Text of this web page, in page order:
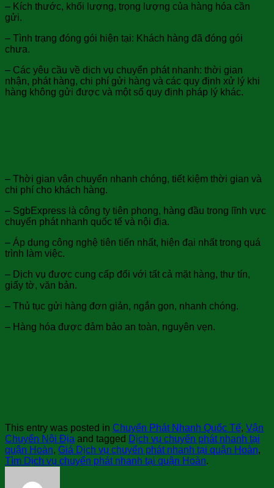
– Kích thước, khối lượng, trọng lượng của hàng hóa cần
gửi.
– Tình trạng đóng gói hiện tại: Khách hàng đã đóng gói
chưa.
– Các yêu cầu về dịch vụ chuyển phát nhanh: thời gian
nhận, phát hàng, chi phí gửi hàng và các quy định xử lý khi
hàng không gửi được và một số quy định pháp lý khác.
– Thời gian vận chuyển nhanh chóng, tiết kiệm thời gian và
chi phí cho khách hàng.
– SgbExpress là công ty tiên phong, hàng đầu trong lĩnh vực
chuyển phát nhanh quốc tế và nội địa.
– Áp dụng công nghệ tiên tiến nhất, hiện đại nhất trong quá
trình làm việc.
– Dịch vụ được cung cấp đối với tất cả mặt hàng, thư tín,
giấy tờ, văn bản.
– Thủ tục gửi hàng đơn giản, ngắn gọn, nhanh chóng.
– Hàng hóa được đảm bảo an toàn, nguyên vẹn.
This entry was posted in Chuyển Phát Nhanh Quốc Tế, Vận
Chuyển Nội Địa and tagged Dịch vụ chuyển phát nhanh tại
quận Hoàn, Giá Dịch vụ chuyển phát nhanh tại quận Hoàn,
Tìm Dịch vụ chuyển phát nhanh tại quận Hoàn.